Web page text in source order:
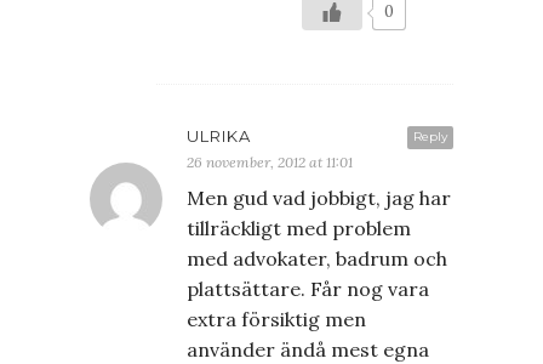
0
Reply
ULRIKA
26 november, 2012 at 11:01
Men gud vad jobbigt, jag har
tillräckligt med problem
med advokater, badrum och
plattsättare. Får nog vara
extra försiktig men
använder ändå mest egna